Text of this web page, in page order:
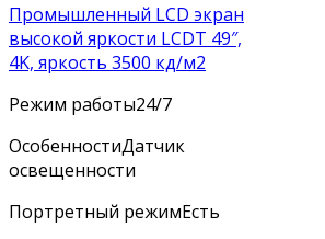
Промышленный LCD экран
высокой яркости LCDT 49″,
4K, яркость 3500 кд/м2
Режим работы24/7
ОсобенностиДатчик
освещенности
Портретный режимЕсть